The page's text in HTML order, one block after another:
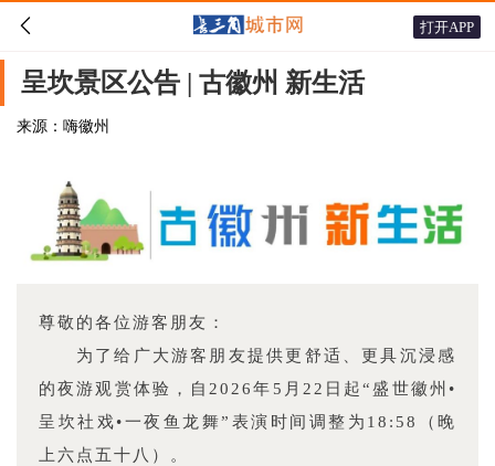
 打开APP
呈坎景区公告 | 古徽州 新生活
来源：嗨徽州
尊敬的各位游客朋友：
为了给广大游客朋友提供更舒适、更具沉浸感
的夜游观赏体验，自2026年5月22日起“盛世徽州•
呈坎社戏•一夜鱼龙舞”表演时间调整为18:58（晚
上六点五十八）。